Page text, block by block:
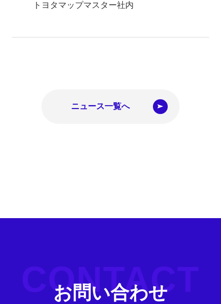
トヨタマップマスター社内
ニュース一覧へ
CONTACT
お問い合わせ